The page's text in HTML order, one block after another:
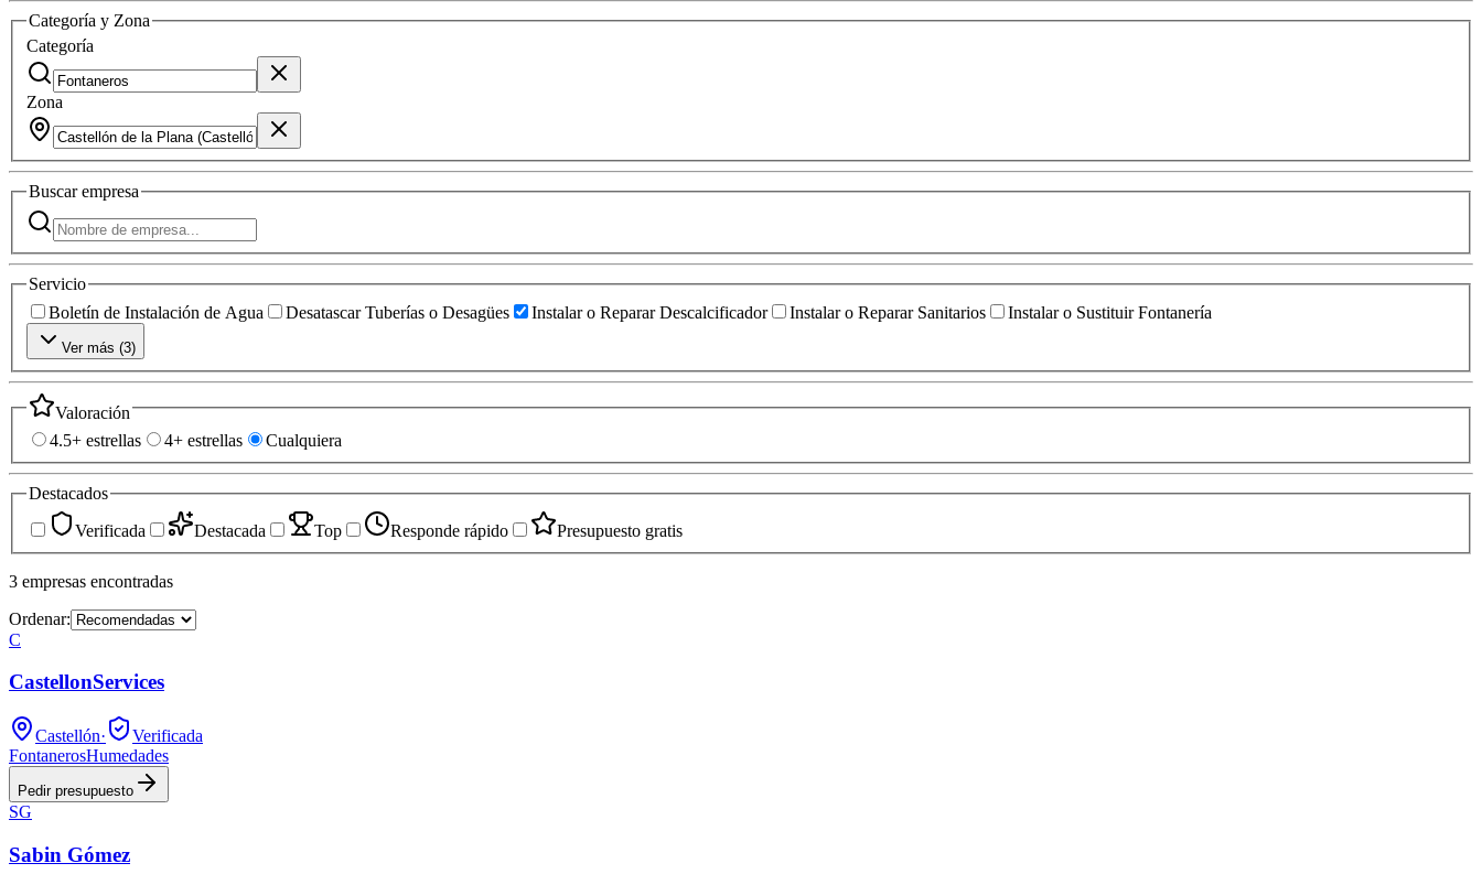
Categoría y Zona
Categoría
Zona
Buscarempresa
Servicio
Boletín de Instalación de Agua
Desatascar Tuberías o Desagües Instalar o Reparar Descalcificador Instalar o Reparar Sanitarios Instalar o Sustituir Fontanería
Ver más (3)
Valoración
4.5+ estrellas
4+ estrellas Cualquiera
Destacados
Verificada
Destacada Top Responde rápido Presupuesto gratis
3 empresas encontradas
Ordenar:
C
CastellonServices
Castellón·
Verificada
FontanerosHumedades
Pedir presupuesto
SG
Sabin Gómez